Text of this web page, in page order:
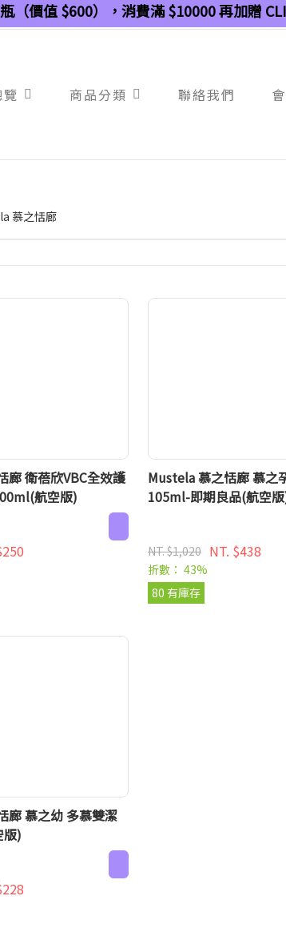
價值 $600），消費滿 $10000 再加贈
商品分類 聯絡我們
慕之恬廊
廊 衛蓓欣VBC全效護
航空版)
Mustela 慕之恬廊 慕之
105ml-即期良品(航空
NT. $1,020 NT. $438
折數： 43%
80 有庫存
廊 慕之幼 多慕雙潔
)